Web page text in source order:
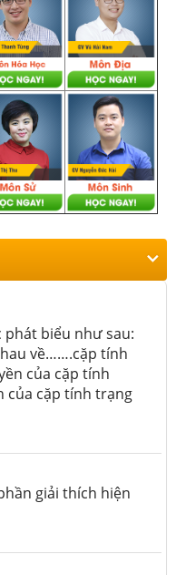
biểu như sau:
về…….cặp tính
của cặp tính
cặp tính trạng
giải thích hiện